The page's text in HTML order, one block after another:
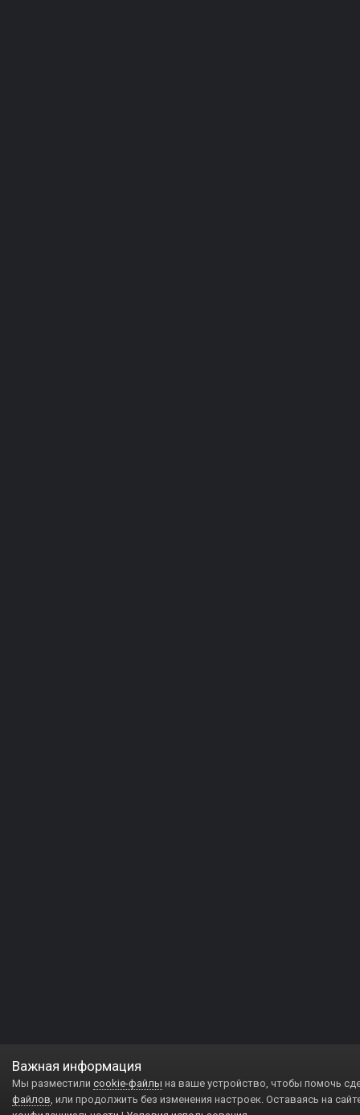
Важная информация
Мы разместили cookie-файлы на ваше устройство, чтобы помочь
файлов, или продолжить без изменения настроек. Оставаясь на